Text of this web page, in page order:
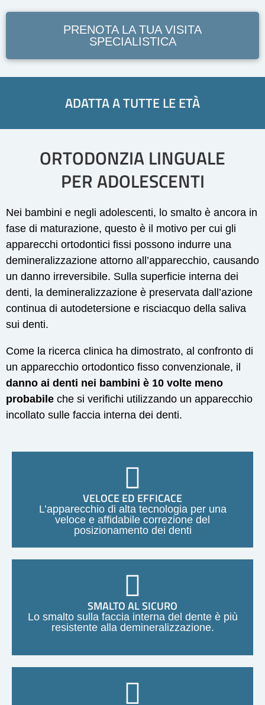
PRENOTA LA TUA VISITA
SPECIALISTICA
ADATTA A TUTTE LE ETÀ
ORTODONZIA LINGUALE
PER ADOLESCENTI
Nei bambini e negli adolescenti, lo smalto è ancora in
fase di maturazione, questo è il motivo per cui gli
apparecchi ortodontici fissi possono indurre una
demineralizzazione attorno all’apparecchio, causando
un danno irreversibile. Sulla superficie interna dei
denti, la demineralizzazione è preservata dall’azione
continua di autodetersione e risciacquo della saliva
sui denti.
Come la ricerca clinica ha dimostrato, al confronto di
un apparecchio ortodontico fisso convenzionale, il
danno ai denti nei bambini è 10 volte meno
probabile che si verifichi utilizzando un apparecchio
incollato sulle faccia interna dei denti.
VELOCE ED EFFICACE
L’apparecchio di alta tecnologia per una
veloce e affidabile correzione del
posizionamento dei denti
SMALTO AL SICURO
Lo smalto sulla faccia interna del dente è più
resistente alla demineralizzazione.